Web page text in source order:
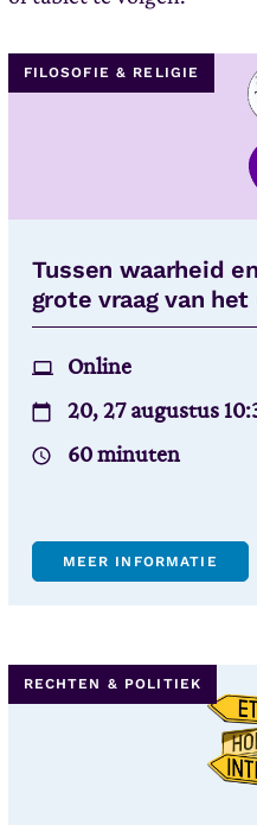
FILOSOFIE & RELIGIE
Tussen waarheid
grote vraag van
Online
20, 27 augustus
60 minuten
MEER INFORMATIE
RECHTEN & POLITIEK